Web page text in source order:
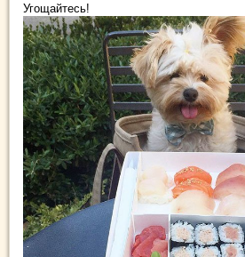
Угощайтесь!